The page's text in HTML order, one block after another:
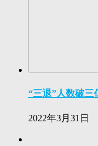
“三退”人数破三
2022年3月31日